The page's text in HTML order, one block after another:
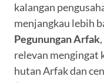
kalangan
menjangkau lebih
Pegunungan Arfak
relevan mengingat
hutan Arfak dan